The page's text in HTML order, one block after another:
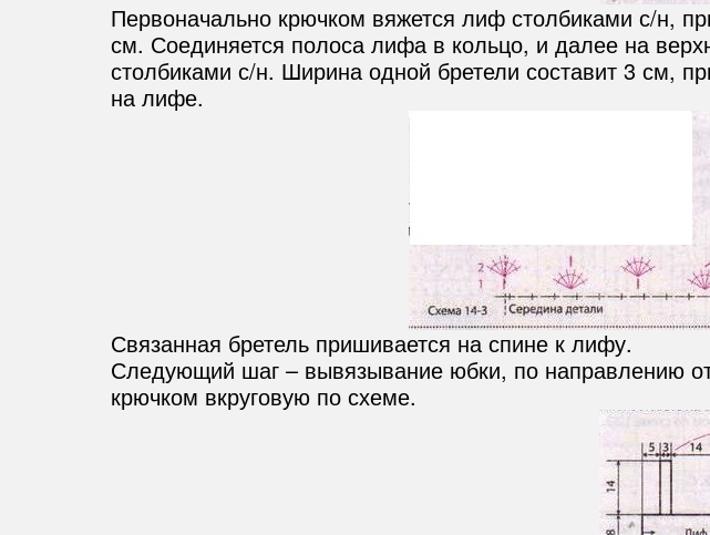
Первоначально крючком вяжется лиф столбиками с/н,
см. Соединяется полоса лифа в кольцо, и далее на
столбиками с/н. Ширина одной бретели составит 3 см,
на лифе.
Связанная бретель пришивается на спине к лифу.
Следующий шаг – вывязывание юбки, по направлению
крючком вкруговую по схеме.